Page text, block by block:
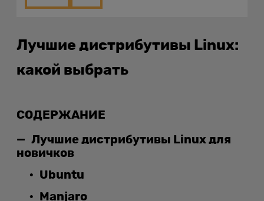
Лучшие дистрибутивы Linux:
какой выбрать
СОДЕРЖАНИЕ
Лучшие дистрибутивы Linux для
новичков
Ubuntu
Manjaro